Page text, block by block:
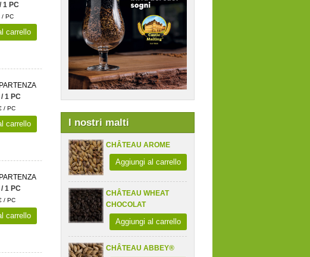
I nostri malti
CHÂTEAU AROME
Aggiungi al carrello
CHÂTEAU WHEAT
CHOCOLAT
Aggiungi al carrello
CHÂTEAU ABBEY®
1 PC
/ PC
carrello
1 PC
/ PC
carrello
1 PC
/ PC
carrello